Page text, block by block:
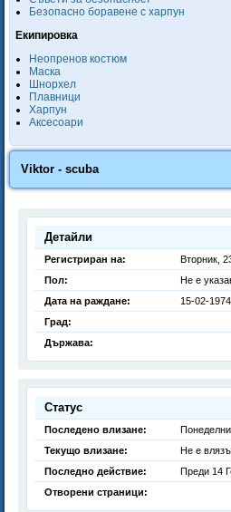
Безопасно боравене с харпун
Екипировка
Неопренов костюм
Маска
Шнорхел
Плавници
Харпун
Аксесоари
Viktor - scuba
Детайли
Регистриран на:
Вторник,
Пол:
Не е
Дата на раждане:
15-02-1974
Град:
Държава:
Статус
Последено влизане:
Текущо влизане:
Не е
Последно действие:
Преди 14
Отворени страници: